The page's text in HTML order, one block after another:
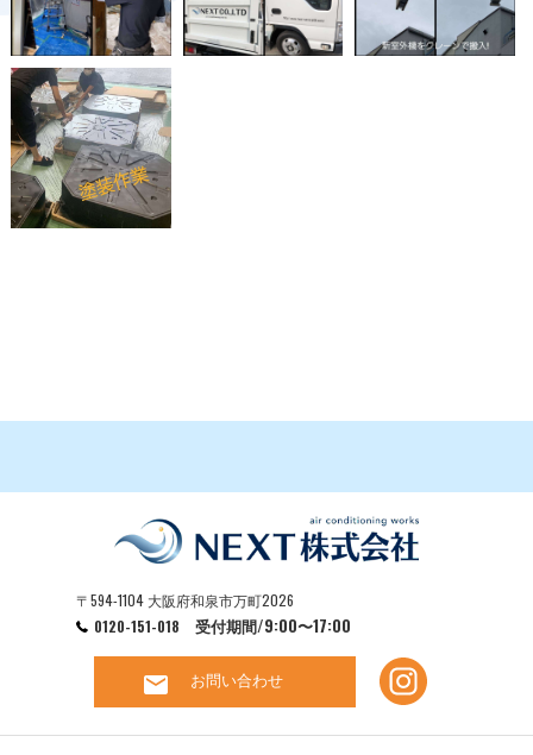
〒594-1104 大阪府和泉市万町2026
0120-151-018
受付期間/9:00〜17:00
mail お問い合わせ